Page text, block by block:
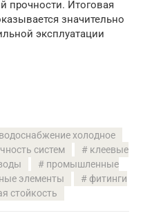
прочности. Итоговая
значительно
эксплуатации
водоснабжение холодное
систем
клеевые
промышленные
элементы
фитинги
стойкость